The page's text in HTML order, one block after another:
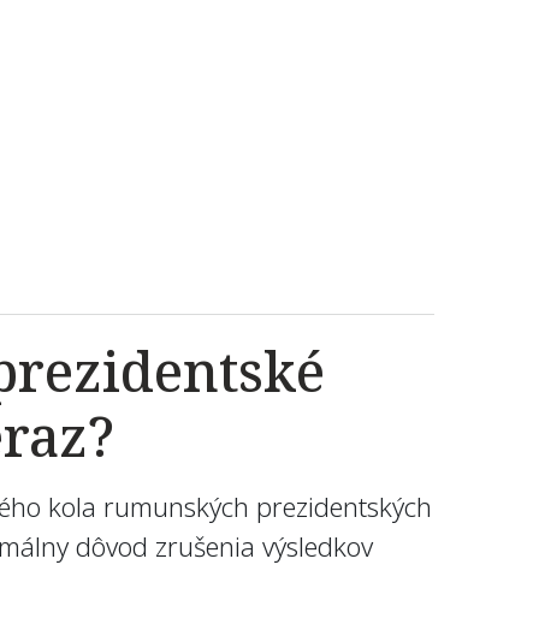
kola rumunských prezidentských
dôvod zrušenia výsledkov